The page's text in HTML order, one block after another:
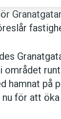
området
hamnat
för att